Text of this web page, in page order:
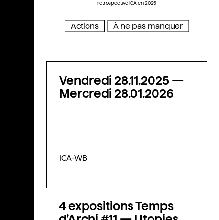
retrospective ICA en 2025
Actions À ne pas manquer
4 expositions Temps
Vendredi 28.11.2025 —
Mercredi 28.01.2026
ICA-WB